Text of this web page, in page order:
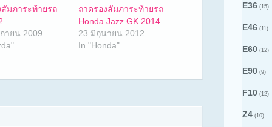
มภาระท้ายรถ
ายน 2009
ถาดรองสัมภาระท้ายรถ
Honda Jazz GK 2014
23 มิถุนายน 2012
In "Honda"
E36 (15)
E46 (11)
E60 (12)
E90 (9)
F10 (12)
Z4 (10)